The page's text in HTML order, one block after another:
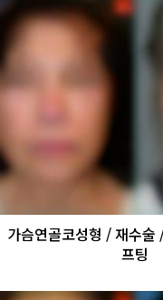
가슴연골코성형 / 재수
프팅